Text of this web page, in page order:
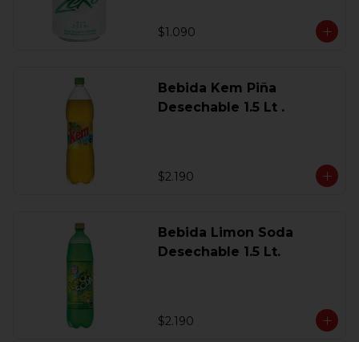
$1.090
Bebida Kem Piña
Desechable 1.5 Lt .
$2.190
Bebida Limon Soda
Desechable 1.5 Lt.
$2.190